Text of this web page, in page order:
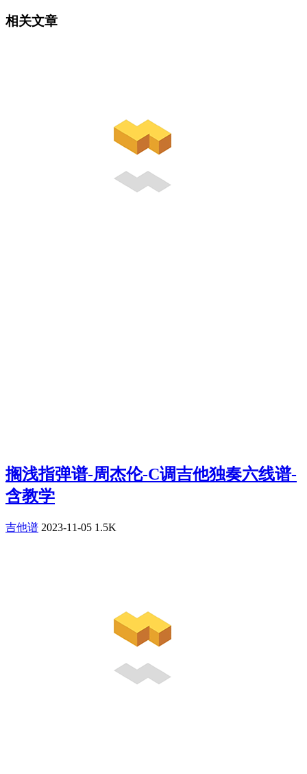
相关文章
搁浅指弹谱-周杰伦-C调吉他独奏六线谱-
含教学
吉他谱 2023-11-05 1.5K